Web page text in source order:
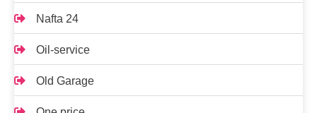
Nafta 24
Oil-service
Old Garage